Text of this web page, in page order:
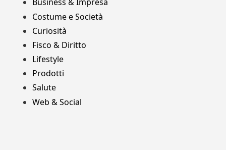
Costume e Società
Curiosità
Fisco & Diritto
Lifestyle
Prodotti
Salute
Web & Social